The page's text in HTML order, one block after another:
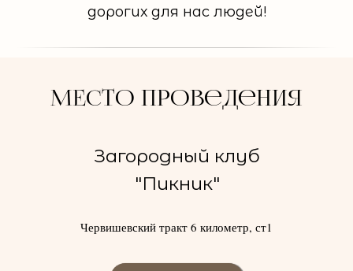
дорогих для нас людей!
МЕсто Проведения
Загородный клуб
"Пикник"
Червишевский тракт 6 километр, ст1